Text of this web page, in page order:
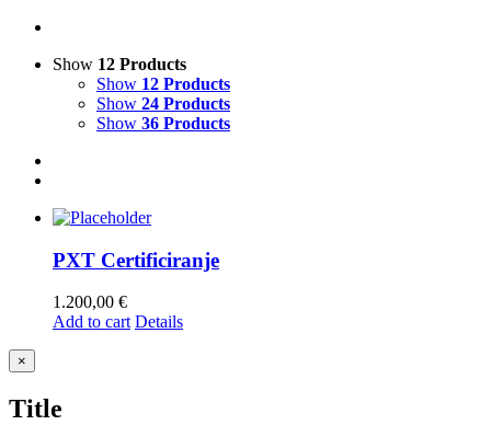
Show 12 Products
Show 12 Products
Show 24 Products
Show 36 Products
PXT Certificiranje
1.200,00 €
Add to cart Details
Close
product
view
×
Title